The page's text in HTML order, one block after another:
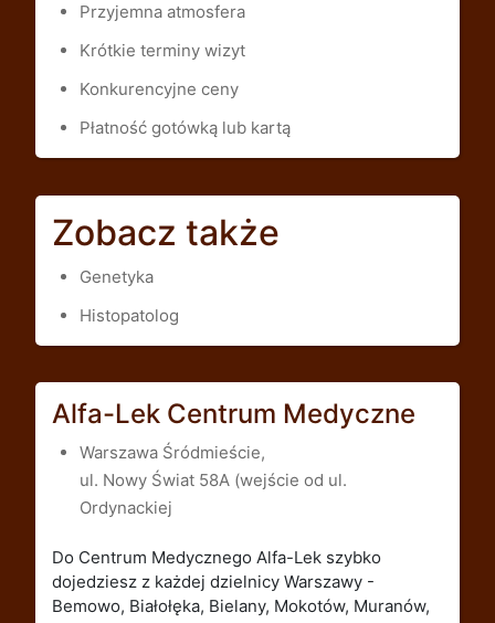
Przyjemna atmosfera
Krótkie terminy wizyt
Konkurencyjne ceny
Płatność gotówką lub kartą
Zobacz także
Genetyka
Histopatolog
Alfa-Lek Centrum Medyczne
Warszawa Śródmieście,
ul. Nowy Świat 58A (wejście od ul.
Ordynackiej
Do Centrum Medycznego Alfa-Lek szybko
dojedziesz z każdej dzielnicy Warszawy -
Bemowo, Białołęka, Bielany, Mokotów, Muranów,